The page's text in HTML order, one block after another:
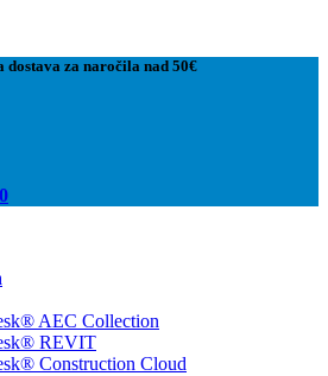
dostava za naročila nad 50€
AEC Collection
REVIT
Construction Cloud